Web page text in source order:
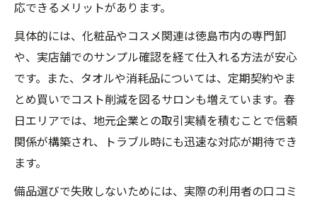
応できるメリットがあります。
具体的には、化粧品やコスメ関連は徳島市内の専門卸
や、実店舗でのサンプル確認を経て仕入れる方法が安心
です。また、タオルや消耗品については、定期契約やま
とめ買いでコスト削減を図るサロンも増えています。春
日エリアでは、地元企業との取引実績を積むことで信頼
関係が構築され、トラブル時にも迅速な対応が期待でき
ます。
備品選びで失敗しないためには、実際の利用者の口コミ